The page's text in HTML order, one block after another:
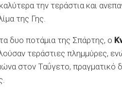
την τεράστια και
της Γης.
δυο ποτάμια της Σπάρτης, ο
τεράστιες πλημμύρες,
στον Ταΰγετο, πραγματικό